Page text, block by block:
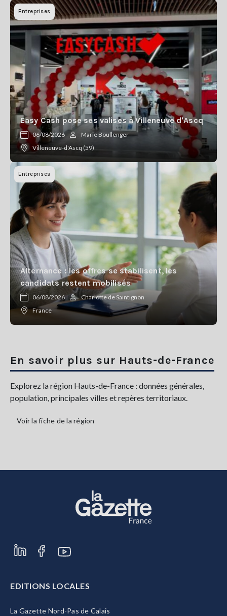
Entreprises
Easy Cash pose ses valises à Villeneuve d'Ascq
06/08/2026
Marie Boullenger
Villeneuve-d'Ascq (59)
Entreprises
Alternance : les offres se stabilisent, les
candidats restent mobilisés
06/08/2026
Charlotte de Saintignon
France
En savoir plus sur Hauts-de-France
Explorez la région Hauts-de-France : données générales,
population, principales villes et repères territoriaux.
Voir la fiche de la région
EDITIONS LOCALES
La Gazette Nord-Pas de Calais